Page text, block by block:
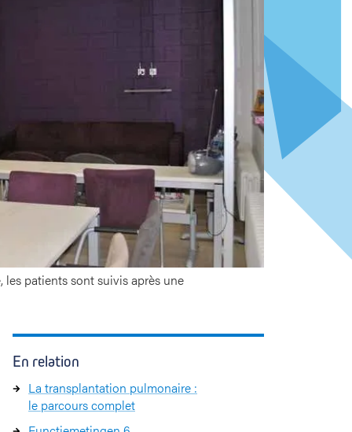
patients sont suivis après une
Onderwijs
en navorsing
1
1En relation
La transplantation pulmonaire :
le parcours complet